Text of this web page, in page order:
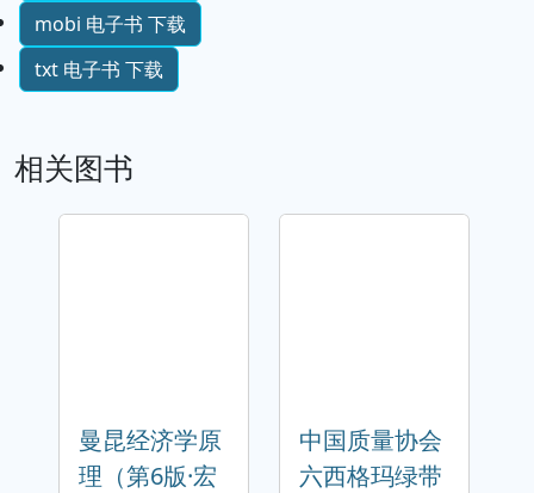
mobi 电子书 下载
txt 电子书 下载
相关图书
曼昆经济学原
理（第6版·宏
中国质量协会
六西格玛绿带